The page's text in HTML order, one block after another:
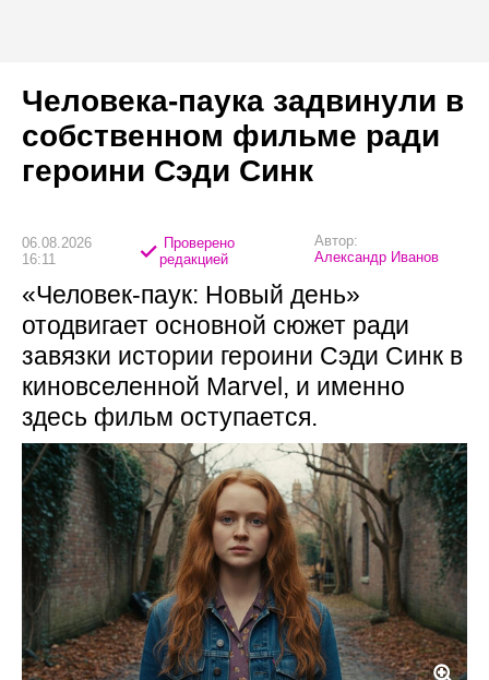
Человека-паука задвинули в
собственном фильме ради
героини Сэди Синк
06.08.2026
16:11
Проверено
редакцией
Автор:
Александр Иванов
«Человек-паук: Новый день»
отодвигает основной сюжет ради
завязки истории героини Сэди Синк в
киновселенной Marvel, и именно
здесь фильм оступается.